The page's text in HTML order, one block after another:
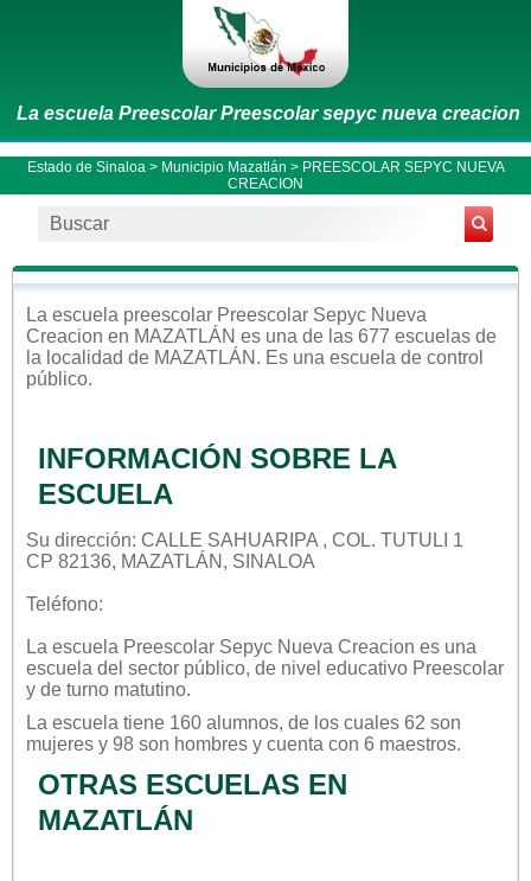
La escuela Preescolar Preescolar sepyc nueva creacion
Estado de Sinaloa > Municipio Mazatlán > PREESCOLAR SEPYC NUEVA
CREACION
La escuela preescolar Preescolar Sepyc Nueva
Creacion en MAZATLÁN es una de las 677 escuelas de
la localidad de MAZATLÁN . Es una escuela de control
público.
INFORMACIÓN SOBRE LA
ESCUELA
Su dirección: CALLE SAHUARIPA , COL. TUTULI 1
CP 82136, MAZATLÁN, SINALOA
Teléfono:
La escuela Preescolar Sepyc Nueva Creacion es una
escuela del sector público, de nivel educativo Preescolar
y de turno matutino.
La escuela tiene 160 alumnos, de los cuales 62 son
mujeres y 98 son hombres y cuenta con 6 maestros.
OTRAS ESCUELAS EN
MAZATLÁN